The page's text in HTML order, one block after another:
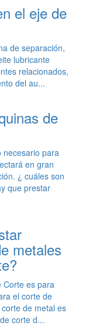
el eje de
de separación,
lubricante
relacionados,
del au...
de
necesario para
en gran
¿ cuáles son
que prestar
metales
Corte es para
el corte de
de metal es
corte d...